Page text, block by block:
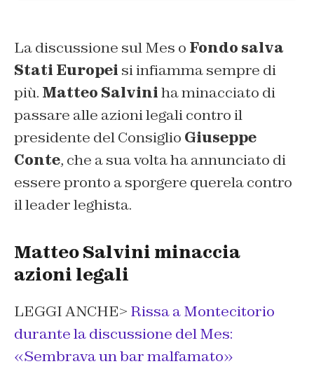
La discussione sul Mes o Fondo salva
Stati Europei si infiamma sempre di
più. Matteo Salviniha minacciato di
passare alle azioni legali contro il
presidente del Consiglio Giuseppe
Conte, che a sua volta ha annunciato di
essere pronto a sporgere querela contro
il leader leghista.
Matteo Salvini minaccia
azioni legali
LEGGI ANCHE> Rissa a Montecitorio
durante la discussione del Mes:
«Sembrava un bar malfamato»